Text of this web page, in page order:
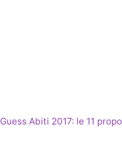
Guess Abiti 2017: le 11